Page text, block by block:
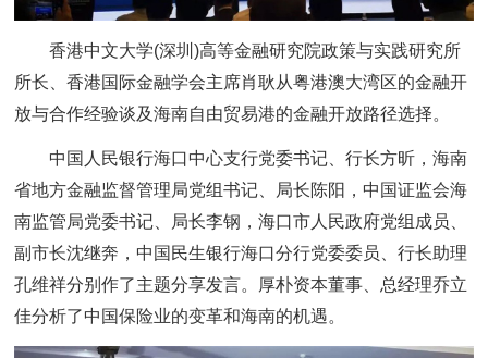
香港中文大学(深圳)高等金融研究院政策与实践研究所
所长、香港国际金融学会主席肖耿从粤港澳大湾区的金融开
放与合作经验谈及海南自由贸易港的金融开放路径选择。
中国人民银行海口中心支行党委书记、行长方昕，海南
省地方金融监督管理局党组书记、局长陈阳，中国证监会海
南监管局党委书记、局长李钢，海口市人民政府党组成员、
副市长沈继奔，中国民生银行海口分行党委委员、行长助理
孔维祥分别作了主题分享发言。厚朴资本董事、总经理乔立
佳分析了中国保险业的变革和海南的机遇。